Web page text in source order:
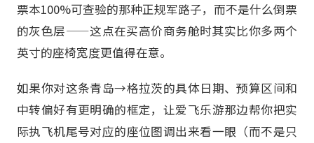
票本100%可查验的那种正规军路子，而不是什么倒票
的灰色层——这点在买高价商务舱时其实比你多两个
英寸的座椅宽度更值得在意。
如果你对这条青岛→格拉茨的具体日期、预算区间和
中转偏好有更明确的框定，让爱飞乐游那边帮你把实
际执飞机尾号对应的座位图调出来看一眼（而不是只